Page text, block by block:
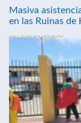
Masiva
en las Ruinas de
SIN COMENTARIOS